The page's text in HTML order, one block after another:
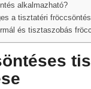
alkalmazható?
a tisztatéri
és tisztaszobás